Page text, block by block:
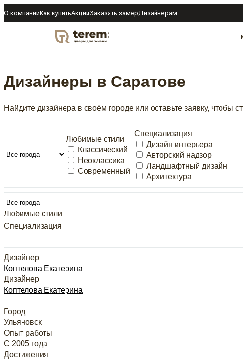
О компанииКак купитьАкцииЗаказать замер Дизайнерам
DOOR
Дизайнеры в Саратове
Найдите дизайнера в своём городе или оставьте заявку, чтобы
Любимые стили
Классический
Неоклассика
Современный
Специализация
Дизайн интерьера
Авторский надзор
Ландшафтный дизайн
Архитектура
Любимые стили
Специализация
Дизайнер
Коптелова Екатерина
Дизайнер
Коптелова Екатерина
Город
Ульяновск
Опыт работы
С 2005 года
Достижения